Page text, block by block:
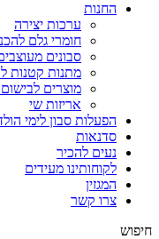
החנות
ערכות יצירה
חומרי גלם
סבונים
מתנות קטנות
מוצרים
אריזות שי
הפעלות סבון לימי
סדנאות
נעים להכיר
לקוחותינו מעידים
המגזין
צרו קשר
חיפוש